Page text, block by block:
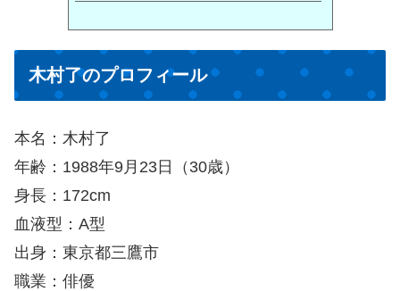
木村了のプロフィール
本名：木村了
年齢：1988年9月23日（30歳）
身長：172cm
血液型：A型
出身：東京都三鷹市
職業：俳優